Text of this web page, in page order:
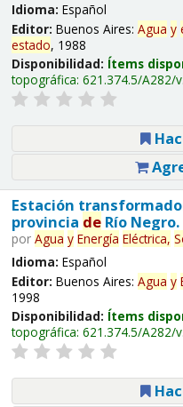
Idioma: Español
Editor: Buenos Aires: Agua y
estado, 1988
Disponibilidad: Ítems
topográfica: 621.374.5/A282/
Estación
provincia deRío Negro.
por Agua y Energía Eléctrica,
Idioma: Español
Editor: Buenos Aires: Agua y
1998
Disponibilidad: Ítems
topográfica: 621.374.5/A282/